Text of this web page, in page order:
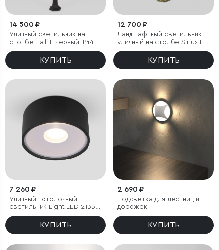
14 500 ₽
Уличный светильник на
столбе Talli F черный IP44
КУПИТЬ
12 700 ₽
Ландшафтный светильник
уличный на столбе Sirius F
черное золото IP44
КУПИТЬ
7 260 ₽
Уличный потолочный
светильник Light LED 2135
IP65
КУПИТЬ
2 690 ₽
Подсветка для лестниц и
дорожек
КУПИТЬ